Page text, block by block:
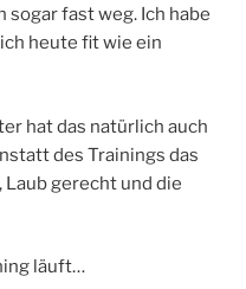
fast weg. Ich habe
heute fit wie ein
hat das natürlich auch
des Trainings das
gerecht und die
läuft…